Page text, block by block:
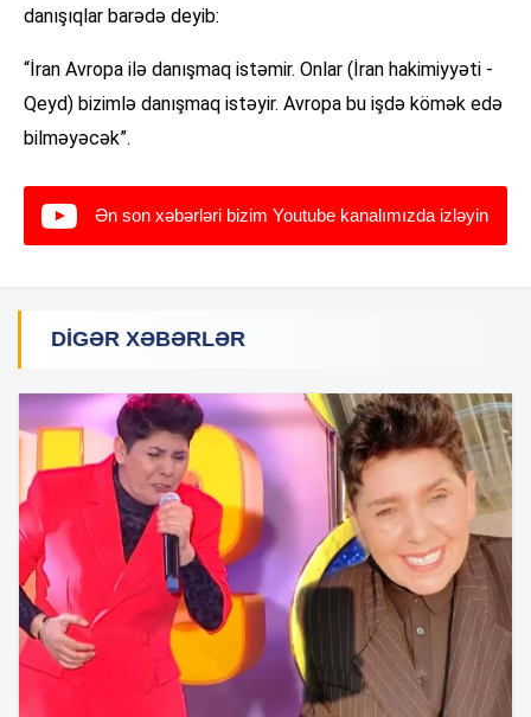
danışıqlar barədə deyib:
“İran Avropa ilə danışmaq istəmir. Onlar (İran hakimiyyəti -
Qeyd) bizimlə danışmaq istəyir. Avropa bu işdə kömək edə
bilməyəcək”.
Ən son xəbərləri bizim Youtube kanalımızda izləyin
DIGƏR XƏBƏRLƏR